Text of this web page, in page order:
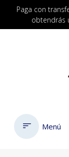
Paga con
obtendrás
Menú